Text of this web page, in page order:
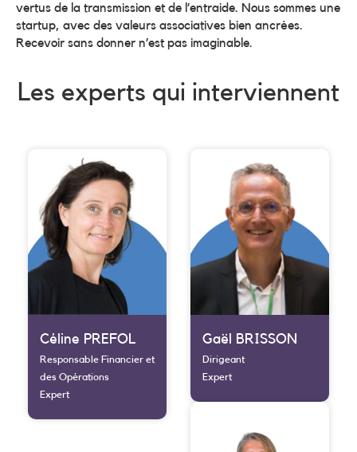
vertus de la transmission et de l’entraide. Nous sommes une
startup, avec des valeurs associatives bien ancrées.
Recevoir sans donner n’est pas imaginable.
Les experts qui interviennent
Céline PREFOL
Responsable Financier et
des Opérations
Expert
Gaël BRISSON
Dirigeant
Expert